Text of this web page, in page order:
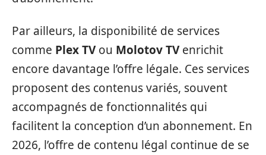
Par ailleurs, la disponibilité de services
comme Plex TVou Molotov TVenrichit
encore davantage l’offre légale. Ces services
proposent des contenus variés, souvent
accompagnés de fonctionnalités qui
facilitent la conception d’un abonnement. En
2026, l’offre de contenu légal continue de se